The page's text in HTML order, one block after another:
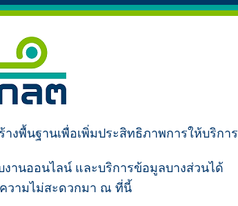
งพื้นฐานเพื่อเพิ่มประสิทธิภาพการให้บริการ
งานออนไลน์ และบริการข้อมูลบางส่วนได้
วามไม่สะดวกมา ณ ที่นี้